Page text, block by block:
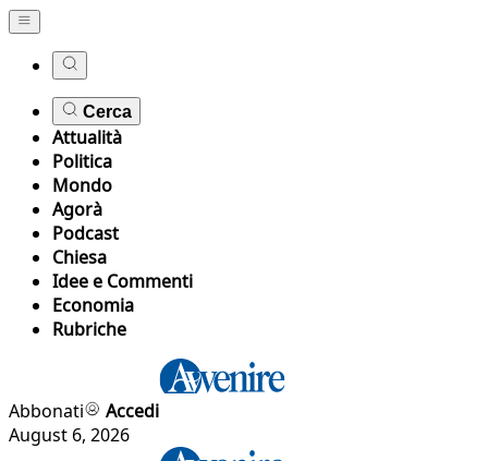
Cerca
Attualità
Politica
Mondo
Agorà
Podcast
Chiesa
Idee e Commenti
Economia
Rubriche
Abbonati
Accedi
August 6, 2026